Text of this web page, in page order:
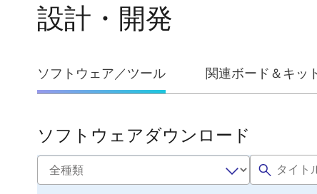
設計・開発
設
開
発
ソフトウェア／ツール 関連ボード＆キッ
ソ
フ
ソフトウェアダウンロード